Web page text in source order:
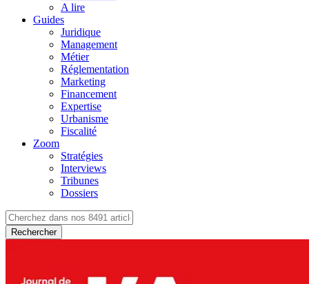
A lire
Guides
Juridique
Management
Métier
Réglementation
Marketing
Financement
Expertise
Urbanisme
Fiscalité
Zoom
Stratégies
Interviews
Tribunes
Dossiers
Rechercher